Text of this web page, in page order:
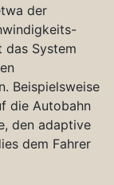
der
das System
Beispielsweise
die Autobahn
den adaptive
dem Fahrer